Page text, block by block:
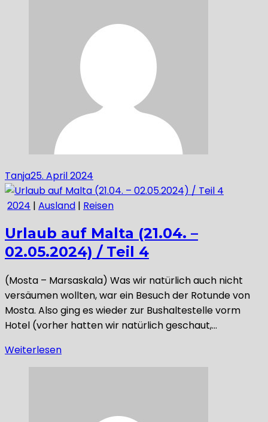
Tanja25. April 2024
2024 | Ausland | Reisen
Urlaub auf Malta (21.04. –
02.05.2024) / Teil 4
(Mosta – Marsaskala) Was wir natürlich auch nicht
versäumen wollten, war ein Besuch der Rotunde von
Mosta. Also ging es wieder zur Bushaltestelle vorm
Hotel (vorher hatten wir natürlich geschaut,…
Weiterlesen